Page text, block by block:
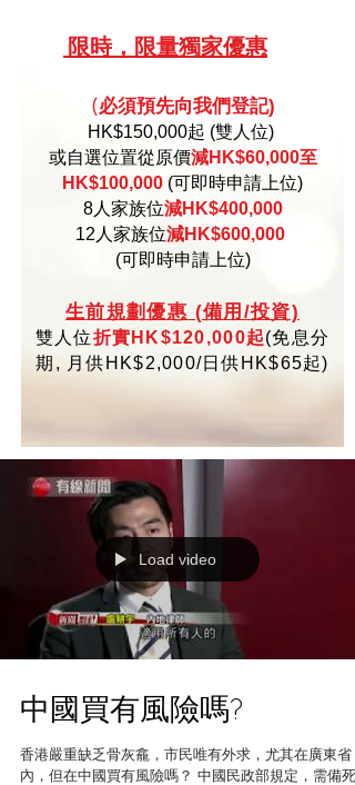
限時，限量獨家優惠
(必須預先向我們登記)
HK$150,000起 (雙人位)
或自選位置從原價減HK$60,000至
HK$100,000 (可即時申請上位)
8人家族位減HK$400,000
12人家族位減HK$600,000
(可即時申請上位)
生前規劃優惠 (備用/投資)
雙人位折實HK$120,000起(免息分
期, 月供HK$2,000/日供HK$65起)
Load video
中國買有風險嗎?
香港嚴重缺乏骨灰龕，市民唯有外求，尤其在廣東省
內，但在中國買有風險嗎？ 中國民政部規定，需備死